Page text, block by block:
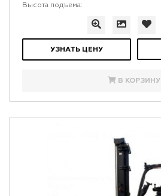
Высота подъема:
УЗНАТЬ ЦЕНУ
В КОРЗИНУ